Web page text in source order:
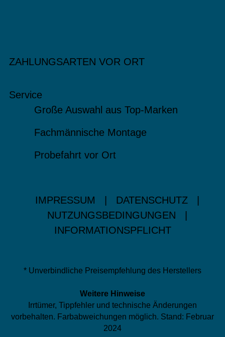
ZAHLUNGSARTEN VOR ORT
Service
Große Auswahl aus Top-Marken
Fachmännische Montage
Probefahrt vor Ort
IMPRESSUM DATENSCHUTZ
NUTZUNGSBEDINGUNGEN
INFORMATIONSPFLICHT
* Unverbindliche Preisempfehlung des Herstellers
Weitere Hinweise
Irrtümer, Tippfehler und technische Änderungen
vorbehalten. Farbabweichungen möglich. Stand: Februar
2024